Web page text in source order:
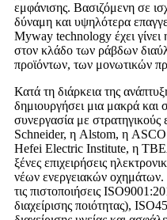
εμφάνισης. Βασιζόμενη σε
δύναμη και υψηλότερα
Myway technology έχει
στον κλάδο των ράβδων
προϊόντων, των μονωτικών
Κατά τη διάρκεια της
δημιουργήσει μια μακρά και
συνεργασία με
Schneider, η Alstom, η
Hefei Electric Institute, η
ξένες επιχειρήσεις
νέων ενεργειακών οχημάτων.
τις πιστοποιήσεις
διαχείρισης ποιότητας),